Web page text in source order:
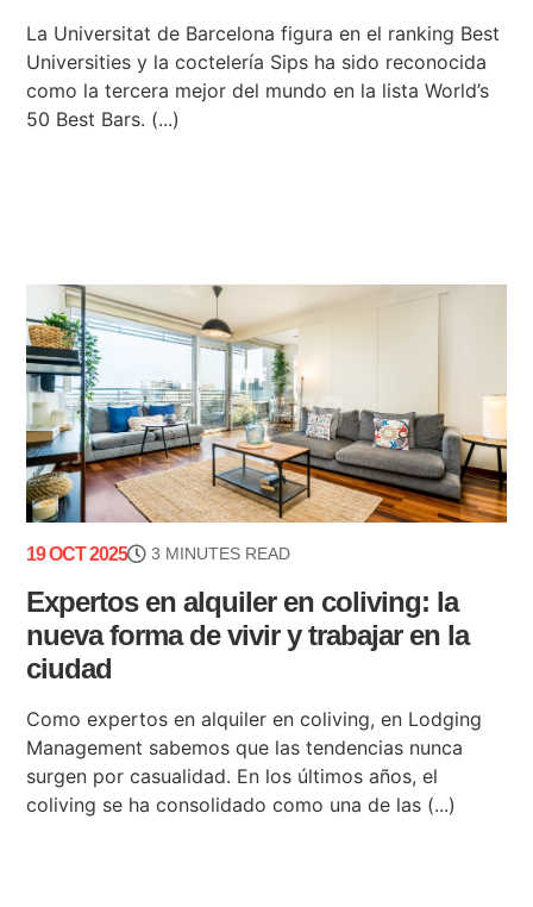
La Universitat de Barcelona figura en el ranking Best
Universities y la coctelería Sips ha sido reconocida
como la tercera mejor del mundo en la lista World’s
50 Best Bars. (...)
19 OCT 2025 3 MINUTES READ
Expertos en alquiler en coliving: la
nueva forma de vivir y trabajar en la
ciudad
Como expertos en alquiler en coliving, en Lodging
Management sabemos que las tendencias nunca
surgen por casualidad. En los últimos años, el
coliving se ha consolidado como una de las (...)